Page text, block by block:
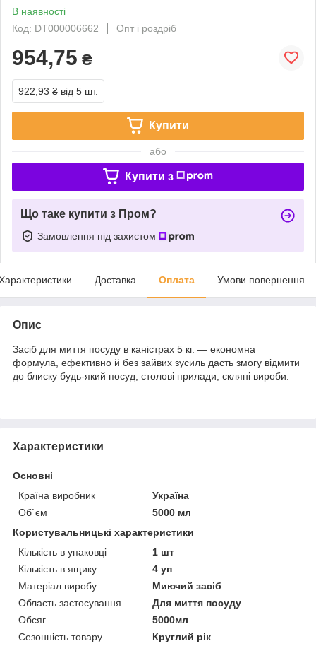
В наявності
Код: DT000006662
Опт і роздріб
954,75 ₴
922,93 ₴ від 5 шт.
Купити
або
Купити з
Що таке купити з Пром?
Замовлення під захистом
Доставка Оплата Умови повернення
Опис
Засіб для миття посуду в каністрах 5 кг. — економна
формула, ефективно й без зайвих зусиль дасть змогу відмити
до блиску будь-який посуд, столові прилади, скляні вироби.
Характеристики
Основні
Країна виробник
Україна
Об`єм
5000 мл
Користувальницькі характеристики
Кількість в упаковці
1 шт
Кількість в ящику
4 уп
Матеріал виробу
Миючий засіб
Область застосування
Для миття посуду
Обсяг
5000мл
Сезонність товару
Круглий рік